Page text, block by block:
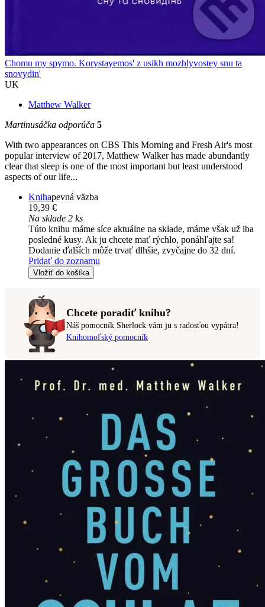
Chomu my spymo. Korystayemos' z usikh mozhlyvostey snu ta
snovydin'
UK
Matthew Walker
Martinusáčka odporúča 5
With two appearances on CBS This Morning and Fresh Air's most
popular interview of 2017, Matthew Walker has made abundantly
clear that sleep is one of the most important but least understood
aspects of our life...
Knihapevná väzba
19,39 €
Na sklade 2 ks
Túto knihu máme síce aktuálne na sklade, máme však už iba
posledné kusy. Ak ju chcete mať rýchlo, ponáhľajte sa!
Dodanie ďalších môže trvať dlhšie, zvyčajne do 32 dní.
Pridať do zoznamu
Vložiť do košíka
Chcete poradiť knihu?
Náš pomocník Sherlock vám ju s radosťou vypátra!
Knihomoľský pomocník